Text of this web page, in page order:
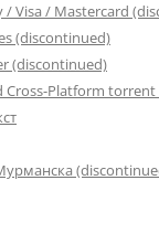
/ Visa / Mastercard
(discontinued)
(discontinued)
Cross-Platform